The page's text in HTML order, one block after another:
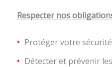
Respecter nos
Protéger votre
Détecter et prévenir